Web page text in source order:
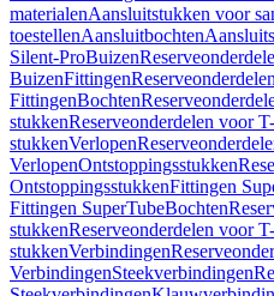
materialenAansluitstukken voor
toestellenAansluitbochten
Silent-ProBuizen
BuizenFittingen
FittingenBochten
stukkenReserveonderdelen voor T-
stukkenVerlopen
VerlopenOntstoppingsstukken
OntstoppingsstukkenFittingen
Fittingen SuperTubeBochten
stukkenReserveonderdelen voor T-
stukkenVerbindingen
VerbindingenSteekverbindingen